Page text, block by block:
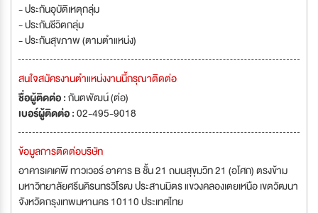
- ประกันอุบัติเหตุกลุ่ม
- ประกันชีวิตกลุ่ม
- ประกันสุขภาพ (ตามตำแหน่ง)
สนใจสมัครงานตำแหน่งงานนี้กรุณาติดต่อ
ชื่อผู้ติดต่อ :กันตพัฒน์ (ต่อ)
เบอร์ผู้ติดต่อ :02-495-9018
ข้อมูลการติดต่อบริษัท
อาคารเคเคพี ทาวเวอร์ อาคาร B ชั้น 21 ถนนสุขุมวิท 21 (อโศก) ตรงข้าม
มหาวิทยาลัยศรีนคิรนทรวิโรฒ ประสานมิตร แขวงคลองเตยเหนือ เขตวัฒนา
จังหวัดกรุงเทพมหานคร 10110 ประเทศไทย